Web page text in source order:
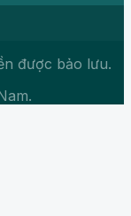
được bảo lưu.